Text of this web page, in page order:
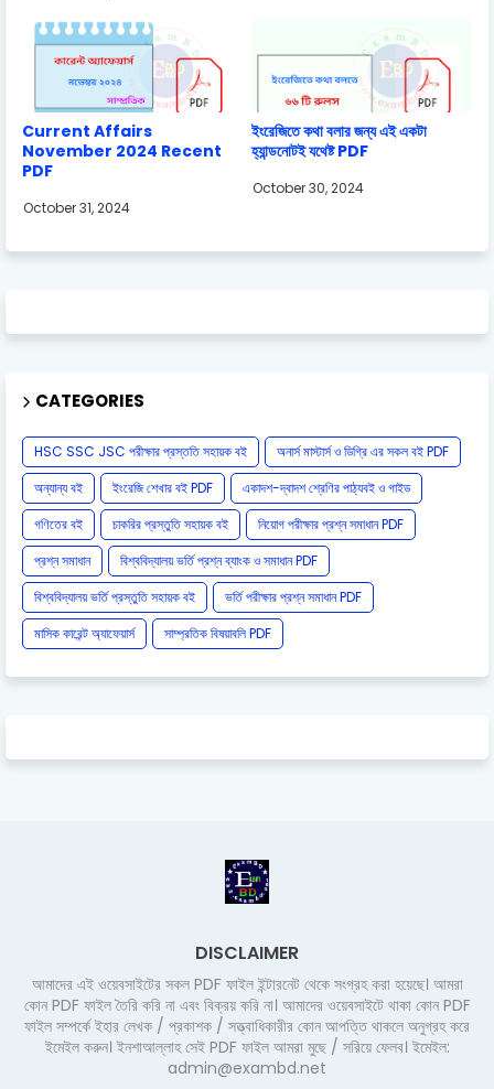
Current Affairs
November 2024 Recent
PDF
October 31, 2024
ইংরেজিতে কথা বলার জন্য এই একটা
হ্যান্ডনোটই যথেষ্ট PDF
October 30, 2024
CATEGORIES
HSC SSC JSC পরীক্ষার প্রস্ততি সহায়ক বই
অনার্স মাস্টার্স ও ডিগ্রি এর সকল বই PDF
অন্যান্য বই
ইংরেজি শেখার বই PDF
একাদশ-দ্বাদশ শ্রেণির পাঠ্যবই ও গাইড
গণিতের বই
চাকরির প্রস্তুতি সহায়ক বই
নিয়োগ পরীক্ষার প্রশ্ন সমাধান PDF
প্রশ্ন সমাধান
বিশ্ববিদ্যালয় ভর্তি প্রশ্ন ব্যাংক ও সমাধান PDF
বিশ্ববিদ্যালয় ভর্তি প্রস্তুতি সহায়ক বই
ভর্তি পরীক্ষার প্রশ্ন সমাধান PDF
মাসিক কারেন্ট অ্যাফেয়ার্স
সাম্প্রতিক বিষয়াবলি PDF
DISCLAIMER
আমাদের এই ওয়েবসাইটের সকল PDF ফাইল ইন্টারনেট থেকে সংগ্রহ করা হয়েছে। আমরা
কোন PDF ফাইল তৈরি করি না এবং বিক্রয় করি না। আমাদের ওয়েবসাইটে থাকা কোন PDF
ফাইল সম্পর্কে ইহার লেখক / প্রকাশক / সত্ত্বাধিকারীর কোন আপত্তি থাকলে অনুগ্রহ করে
ইমেইল করুন। ইনশাআল্লাহ সেই PDF ফাইল আমরা মুছে / সরিয়ে ফেলব। ইমেইল:
admin@exambd.net